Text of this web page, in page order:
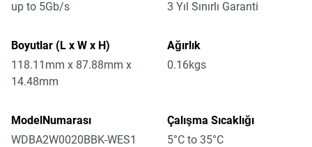
up to 5Gb/s
3 Yıl Sınırlı Garanti
Boyutlar (L x W x H)
118.11mm x 87.88mm x
14.48mm
Ağırlık
0.16kgs
ModelNumarası
WDBA2W0020BBK-WES1
Çalışma Sıcaklığı
5°C to 35°C